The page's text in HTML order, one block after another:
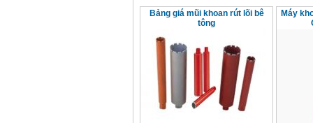
Bảng giá mũi khoan rút lõi bê
tông
Máy